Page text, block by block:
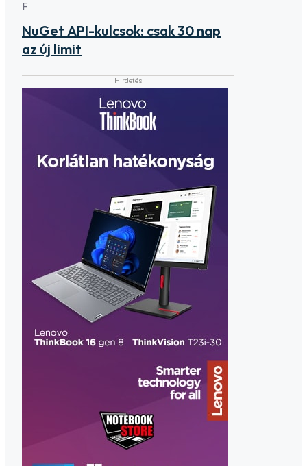
F
NuGet API-kulcsok: csak 30 nap
az új limit